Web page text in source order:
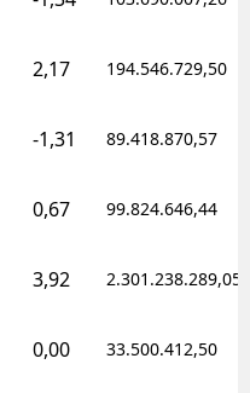
2,17 194.546.729,50
-1,31 89.418.870,57
0,67 99.824.646,44
3,92 2.301.238.289,05
0,00 33.500.412,50